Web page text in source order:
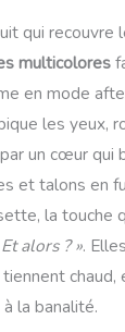
qui recouvre
multicolores
en mode
les yeux,
un cœur qui
et talons en
la touche
alors ? ».
la banalité.